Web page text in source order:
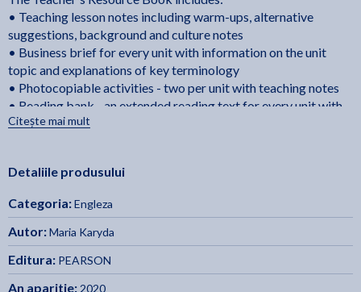
• Teaching lesson notes including warm-ups, alternative
suggestions, background and culture notes
• Business brief for every unit with information on the unit
topic and explanations of key terminology
• Photocopiable activities - two per unit with teaching notes
• Reading bank - an extended reading text for every unit with
comprehension activities
• Functional language bank - useful phrases for different
• Video and audio scripts
• Answer keys
Teacher access to MyEnglishLab includes:
• Interactive Workbook including learning management
Citește mai mult
Detaliile produsului
Categoria:Engleza
Autor:Maria Karyda
Editura: PEARSON
An aparitie: 2020